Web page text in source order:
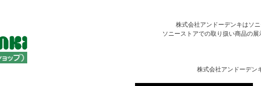
株式会社アンドーデン
株式会社アンドーデンキはソ
ソニーストアでの取り扱い商品の